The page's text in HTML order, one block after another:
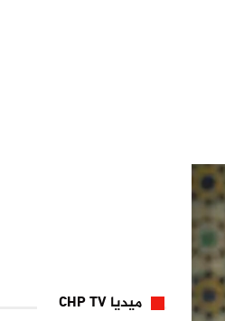
ميديا CHP TV